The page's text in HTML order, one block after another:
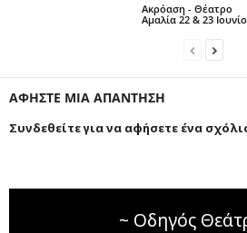
Ακρόαση - Θέατρο
Αμαλία 22 & 23
ΑΦΗΣΤΕ ΜΙΑ ΑΠΑΝΤΗΣΗ
Συνδεθείτε για να αφήσετε ένα
~ Οδηγός